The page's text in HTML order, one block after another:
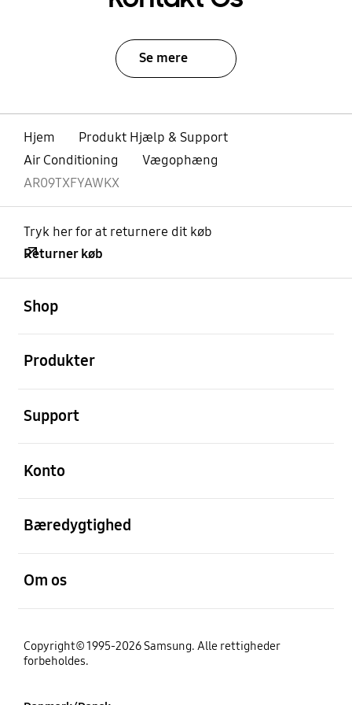
Se mere
Hjem
Produkt Hjælp & Support
Air Conditioning
Vægophæng
AR09TXFYAWKX
Tryk her for at returnere dit køb
Returner køb
Shop
Produkter
Support
Konto
Bæredygtighed
Om os
Copyright© 1995-2026 Samsung. Alle rettigheder
forbeholdes.